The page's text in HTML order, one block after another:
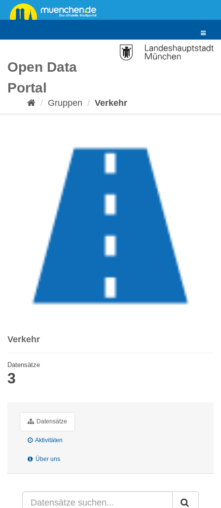
Überspringen
zum
Toggle
Open Data
Portal
Gruppen Verkehr
Verkehr
Datensätze
3
Datensätze
Aktivitäten
Über uns